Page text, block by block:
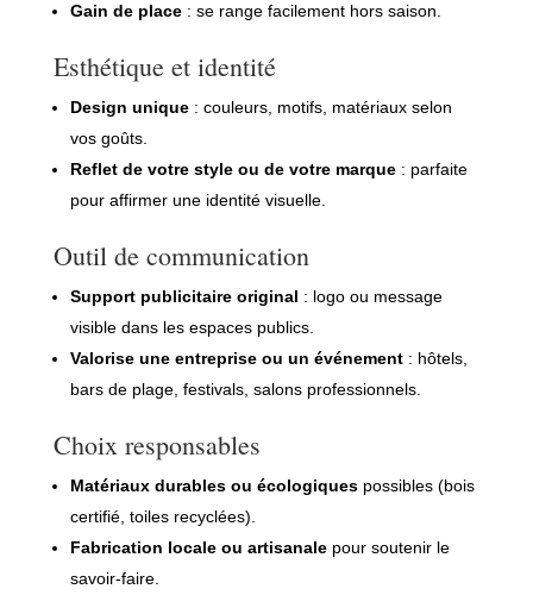
Gain de place: se range facilement hors saison.
Esthétique et identité
Design unique: couleurs, motifs, matériaux selon
vos goûts.
Reflet de votre style ou de votre marque: parfaite
pour affirmer une identité visuelle.
Outil de communication
Support publicitaire original : logo ou message
visible dans les espaces publics.
Valorise une entreprise ou un événement: hôtels,
bars de plage, festivals, salons professionnels.
Choix responsables
Matériaux durables ou écologiquespossibles (bois
certifié, toiles recyclées).
Fabrication locale ou artisanalepour soutenir le
savoir-faire.